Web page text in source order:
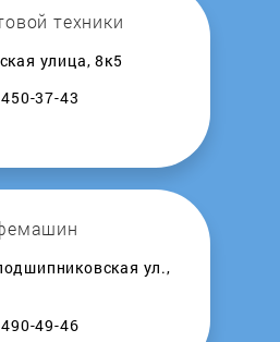
Leran
LG
техники
улица, 8к5
37-43
ул.,
49-46